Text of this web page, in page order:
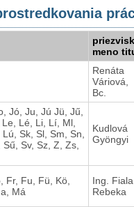
meno
Renáta
Váriová,
Bc.
Jó, Ju, Jú Jü, Jű,
Lé, Li, Lí, Ml,
Sk, Sl, Sm, Sn,
Sv, Sz, Z, Zs,
Kudlová
Gyöngyi
Fr, Fu, Fü, Kö,
Má
Ing. Fiala
Rebeka